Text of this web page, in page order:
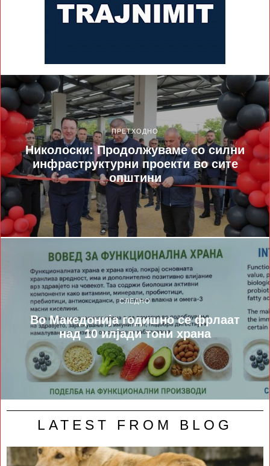
ПРЕТХОДНО
Николоски: Продолжуваме со силни
инфраструктурни проекти во сите
општини
СЛЕДНО
Во Mакедонија годишно се фрлаат
над 10 илјади тони храна
LATEST FROM BLOG